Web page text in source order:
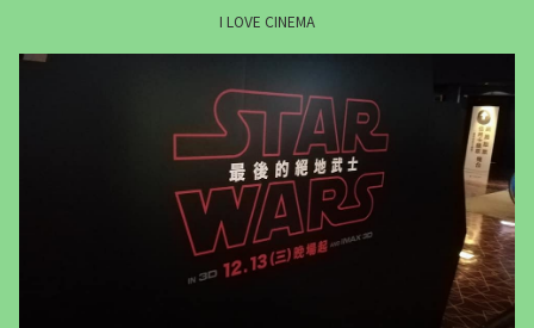
I LOVE CINEMA